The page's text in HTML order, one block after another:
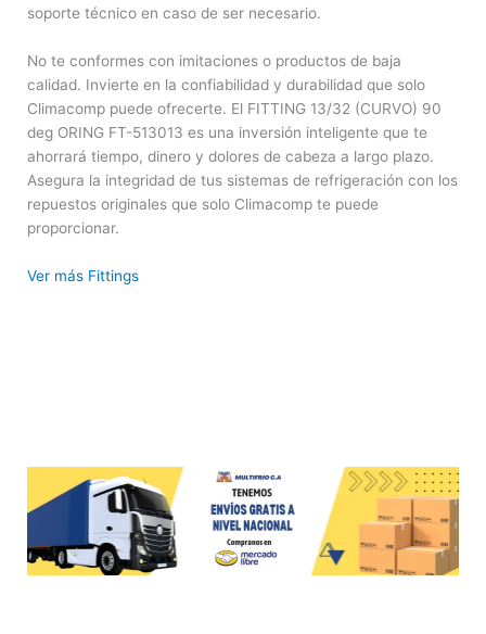
soporte técnico en caso de ser necesario.
No te conformes con imitaciones o productos de baja
calidad. Invierte en la confiabilidad y durabilidad que solo
Climacomp puede ofrecerte. El FITTING 13/32 (CURVO) 90
deg ORING FT-513013 es una inversión inteligente que te
ahorrará tiempo, dinero y dolores de cabeza a largo plazo.
Asegura la integridad de tus sistemas de refrigeración con los
repuestos originales que solo Climacomp te puede
proporcionar.
Ver más Fittings